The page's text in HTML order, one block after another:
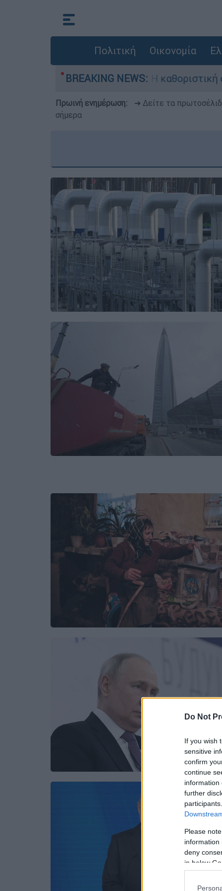
Do Not
If you wish
sensitive
confirm
continue
information
further
Please
information
deny
in below
Πολιτική Οικονομία
BREAKING NEWS:
Όρμπιτ - Η καθοριστική συμβολή του
Πρωινή ενημέρωση: ➔ Δείτε τα
σήμερα